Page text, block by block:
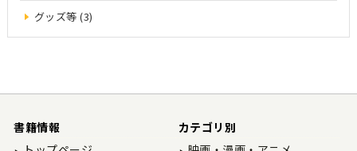
グッズ等 (3)
書籍情報
カテゴリ別